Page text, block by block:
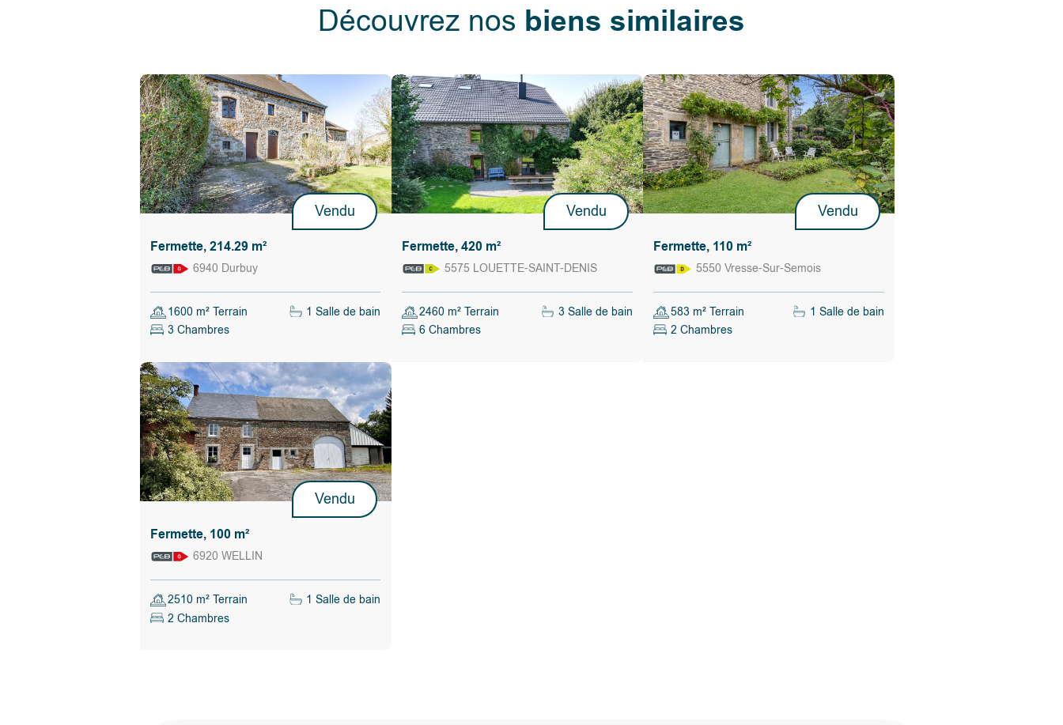
Calculer les droits d'enregistrementDécouvrez nos biens similaires
Vendu
Fermette, 214.29 m²
6940 Durbuy
1600 m² Terrain
1 Salle de bain
3 Chambres
Vendu
Fermette, 420 m²
5575 LOUETTE-SAINT-DENIS
2460 m² Terrain
3 Salle de bain
6 Chambres
Vendu
Fermette, 110 m²
5550 Vresse-Sur-Semois
583 m² Terrain
1 Salle de bain
2 Chambres
Vendu
Fermette, 100 m²
6920 WELLIN
2510 m² Terrain
1 Salle de bain
2 Chambres